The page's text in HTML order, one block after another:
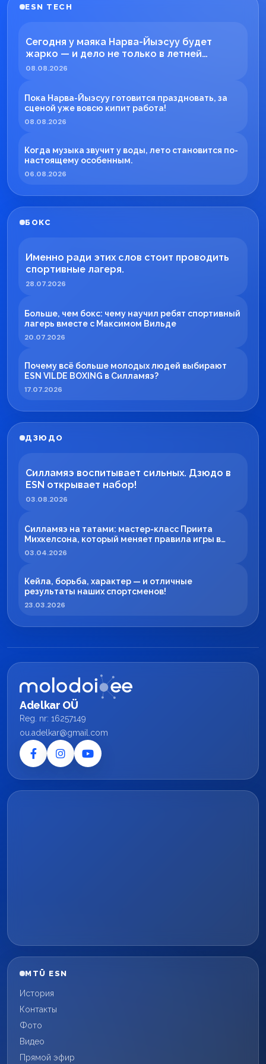
ESN TECH
Сегодня у маяка Нарва-Йыэсуу будет
жарко — и дело не только в летней
погоде!
08.08.2026
Пока Нарва-Йыэсуу готовится праздновать, за
сценой уже вовсю кипит работа!
08.08.2026
Когда музыка звучит у воды, лето становится по-
настоящему особенным.
06.08.2026
БОКС
Именно ради этих слов стоит проводить
спортивные лагеря.
28.07.2026
Больше, чем бокс: чему научил ребят спортивный
лагерь вместе с Максимом Вильде
20.07.2026
Почему всё больше молодых людей выбирают
ESN VILDE BOXING в Силламяэ?
17.07.2026
ДЗЮДО
Силламяэ воспитывает сильных. Дзюдо в
ESN открывает набор!
03.08.2026
Силламяэ на татами: мастер-класс Приита
Михкелсона, который меняет правила игры в
регионе
03.04.2026
Кейла, борьба, характер — и отличные
результаты наших спортсменов!
23.03.2026
Adelkar OÜ
Reg. nr: 16257149
ou.adelkar@gmail.com
MTÜ ESN
История
Контакты
Фото
Видео
Прямой эфир